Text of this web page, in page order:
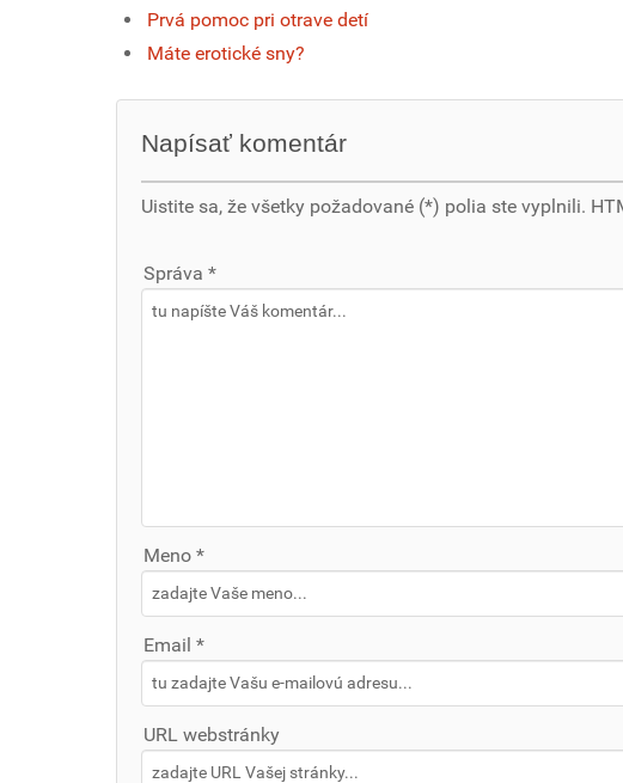
Prvá pomoc pri otrave detí
Máte erotické sny?
Napísať komentár
Uistite sa, že všetky požadované (*) polia ste vyplnili.
Správa *
Meno *
Email *
URL webstránky